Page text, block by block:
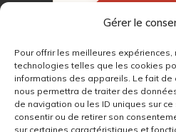
Gérer le
Pour offrir les meilleures expériences,
technologies telles que les cookies
informations des appareils. Le fait de
nous permettra de traiter des
de navigation ou les ID uniques sur
consentir ou de retirer son
sur certaines caractéristiques et
RENDEZ-
© 2022 – 2026